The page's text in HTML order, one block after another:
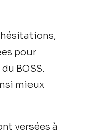
pour
BOSS.
mieux
versées à